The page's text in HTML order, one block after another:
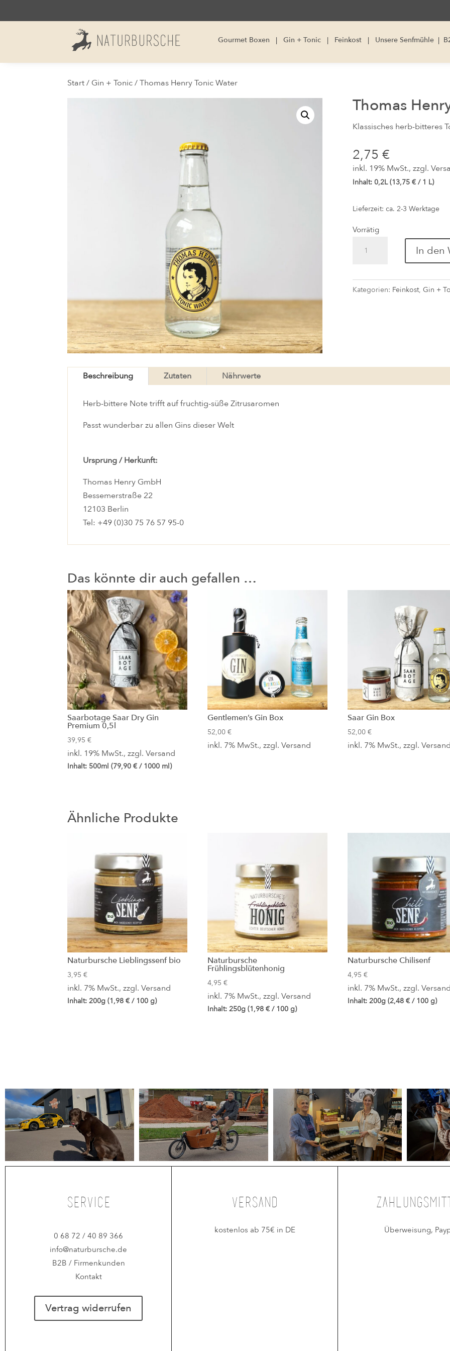
Gourmet Boxen |Gin + Tonic | Feinkost | Unsere Senfmühle |
Start/ Gin + Tonic/ Thomas Henry Tonic Water
Thomas
Klassisches herb-bitteres
2,75 €
inkl. 19% MwSt., zzgl.
Inhalt: 0,2L (13,75 €/ 1 L)
Lieferzeit: ca. 2-3 Werktage
Vorrätig
Henry
Water
Menge
In den
Kategorien: Feinkost, Gin +
Beschreibung Zutaten Nährwerte
Herb-bittere Note trifft auf fruchtig-süße Zitrusaromen
Passt wunderbar zu allen Gins dieser Welt
Ursprung / Herkunft:
Thomas Henry GmbH
Bessemerstraße 22
12103 Berlin
Tel: +49 (0)30 75 76 57 95-0
Das könnte dir auch gefallen …
Saarbotage Saar Dry Gin
Premium 0,5l
39,95€
inkl. 19% MwSt., zzgl.Versand
Inhalt: 500ml (79,90€ / 1000 ml)
Gentlemen’s Gin Box
52,00€
inkl. 7% MwSt., zzgl.Versand
Saar Gin Box
52,00€
inkl. 7% MwSt., zzgl.
Ähnliche Produkte
Naturbursche Lieblingssenf bio
3,95€
inkl. 7% MwSt., zzgl.Versand
Inhalt: 200g (1,98€ / 100 g)
Naturbursche
Frühlingsblütenhonig
4,95€
inkl. 7% MwSt., zzgl.Versand
Inhalt: 250g (1,98€ / 100 g)
Naturbursche Chilisenf
4,95€
inkl. 7% MwSt., zzgl.
Inhalt: 200g (2,48€ / 100 g)
Service
0 68 72 / 40 89 366
info@naturbursche.de
B2B / Firmenkunden
Kontakt
Vertrag widerrufen
Versand
kostenlos ab 75€ in DE Überweisung,